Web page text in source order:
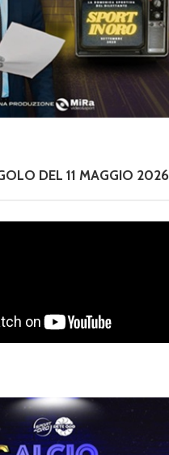
Buffa ripart
DEL 11 MAGGIO 2026